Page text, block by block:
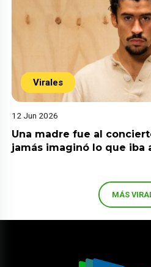
Virales
12 Jun 2026
Una madre fue al
jamás imaginó lo que iba
MÁS